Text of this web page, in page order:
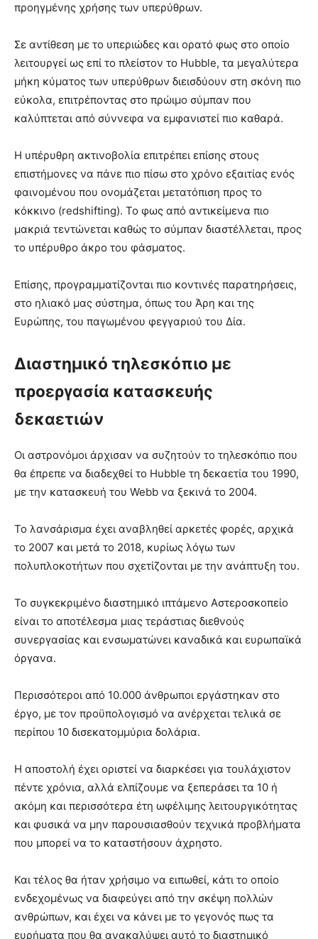
προηγμένης χρήσης των υπερύθρων.
Σε αντίθεση με το υπεριώδες και ορατό φως στο οποίο
λειτουργεί ως επί το πλείστον το Hubble, τα μεγαλύτερα
μήκη κύματος των υπερύθρων διεισδύουν στη σκόνη πιο
εύκολα, επιτρέποντας στο πρώιμο σύμπαν που
καλύπτεται από σύννεφα να εμφανιστεί πιο καθαρά.
Η υπέρυθρη ακτινοβολία επιτρέπει επίσης στους
επιστήμονες να πάνε πιο πίσω στο χρόνο εξαιτίας ενός
φαινομένου που ονομάζεται μετατόπιση προς το
κόκκινο (redshifting). Το φως από αντικείμενα πιο
μακριά τεντώνεται καθώς το σύμπαν διαστέλλεται, προς
το υπέρυθρο άκρο του φάσματος.
Επίσης, προγραμματίζονται πιο κοντινές παρατηρήσεις,
στο ηλιακό μας σύστημα, όπως του Άρη και της
Ευρώπης, του παγωμένου φεγγαριού του Δία.
Διαστημικό τηλεσκόπιο με
προεργασία κατασκευής
δεκαετιών
Οι αστρονόμοι άρχισαν να συζητούν το τηλεσκόπιο που
θα έπρεπε να διαδεχθεί το Hubble τη δεκαετία του 1990,
με την κατασκευή του Webb να ξεκινά το 2004.
Το λανσάρισμα έχει αναβληθεί αρκετές φορές, αρχικά
το 2007 και μετά το 2018, κυρίως λόγω των
πολυπλοκοτήτων που σχετίζονται με την ανάπτυξη του.
Το συγκεκριμένο διαστημικό ιπτάμενο Αστεροσκοπείο
είναι το αποτέλεσμα μιας τεράστιας διεθνούς
συνεργασίας και ενσωματώνει καναδικά και ευρωπαϊκά
όργανα.
Περισσότεροι από 10.000 άνθρωποι εργάστηκαν στο
έργο, με τον προϋπολογισμό να ανέρχεται τελικά σε
περίπου 10 δισεκατομμύρια δολάρια.
Η αποστολή έχει οριστεί να διαρκέσει για τουλάχιστον
πέντε χρόνια, αλλά ελπίζουμε να ξεπεράσει τα 10 ή
ακόμη και περισσότερα έτη ωφέλιμης λειτουργικότητας
και φυσικά να μην παρουσιασθούν τεχνικά προβλήματα
που μπορεί να το καταστήσουν άχρηστο.
Και τέλος θα ήταν χρήσιμο να ειπωθεί, κάτι το οποίο
ενδεχομένως να διαφεύγει από την σκέψη πολλών
ανθρώπων, και έχει να κάνει με το γεγονός πως τα
ευρήματα που θα ανακαλύψει αυτό το διαστημικό